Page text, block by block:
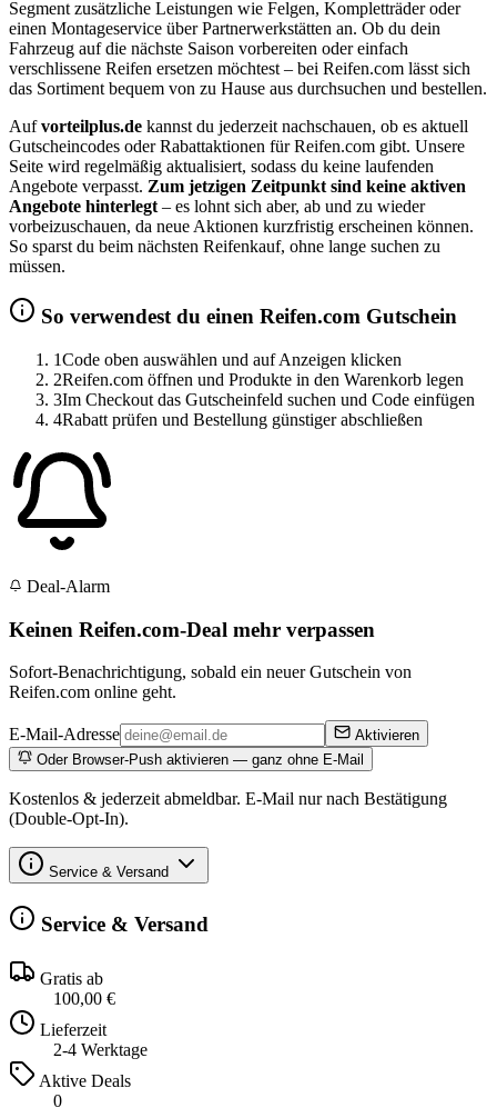
Segment zusätzliche Leistungen wie Felgen, Kompletträder oder
einen Montageservice über Partnerwerkstätten an. Ob du dein
Fahrzeug auf die nächste Saison vorbereiten oder einfach
verschlissene Reifen ersetzen möchtest – bei Reifen.com lässt sich
das Sortiment bequem von zu Hause aus durchsuchen und bestellen.
Aufvorteilplus.de kannst du jederzeit nachschauen, ob es aktuell
Gutscheincodes oder Rabattaktionen für Reifen.com gibt. Unsere
Seite wird regelmäßig aktualisiert, sodass du keine laufenden
Angebote verpasst. Zum jetzigen Zeitpunkt sind keine aktiven
Angebote hinterlegt – es lohnt sich aber, ab und zu wieder
vorbeizuschauen, da neue Aktionen kurzfristig erscheinen können.
So sparst du beim nächsten Reifenkauf, ohne lange suchen zu
müssen.
So verwendest du einen Reifen.com Gutschein
1Code oben auswählen und auf Anzeigen klicken
2Reifen.com öffnen und Produkte in den Warenkorb legen
3Im Checkout das Gutscheinfeld suchen und Code einfügen
4Rabatt prüfen und Bestellung günstiger abschließen
Deal-Alarm
Keinen Reifen.com-Deal mehr verpassen
Sofort-Benachrichtigung, sobald ein neuer Gutschein von
Reifen.com online geht.
E-Mail-Adresse
Aktivieren
Oder Browser-Push aktivieren — ganz ohne E-Mail
Kostenlos & jederzeit abmeldbar. E-Mail nur nach Bestätigung
(Double-Opt-In).
Service & Versand
Service & Versand
Gratis ab
100,00 €
Lieferzeit
2-4 Werktage
Aktive Deals
0